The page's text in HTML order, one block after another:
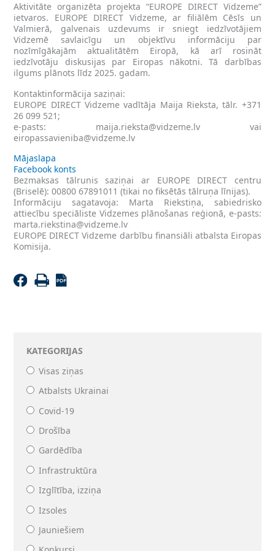
KATEGORIJAS
Visas ziņas
Atbalsts Ukrainai
Covid-19
Drošība
Gardēdība
Infrastruktūra
Izglītība, izziņa
Izsoles
Jauniešiem
Aktivitāte organizēta projekta “EUROPE DIRECT Vidzeme”
ietvaros. EUROPE DIRECT Vidzeme, ar filiālēm Cēsīs un
Valmierā, galvenais uzdevums ir sniegt iedzīvotājiem
Vidzemē savlaicīgu un objektīvu informāciju par
nozīmīgākajām aktualitātēm Eiropā, kā arī rosināt
iedzīvotāju diskusijas par Eiropas nākotni. Tā darbības
ilgums plānots līdz 2025. gadam.
Kontaktinformācija saziņai:
EUROPE DIRECT Vidzeme vadītāja Maija Rieksta, tālr. +371
26 099 521;
e-pasts: maija.rieksta@vidzeme.lv vai
eiropassavieniba@vidzeme.lv
Mājaslapa
Facebook konts
Bezmaksas tālrunis saziņai ar EUROPE DIRECT centru
(Briselē): 00800 67891011 (tikai no fiksētās tālruņa līnijas).
Informāciju sagatavoja: Marta Riekstiņa, sabiedrisko
attiecību speciāliste Vidzemes plānošanas reģionā, e-pasts:
marta.riekstina@vidzeme.lv
EUROPE DIRECT Vidzeme darbību finansiāli atbalsta Eiropas
Komisija.